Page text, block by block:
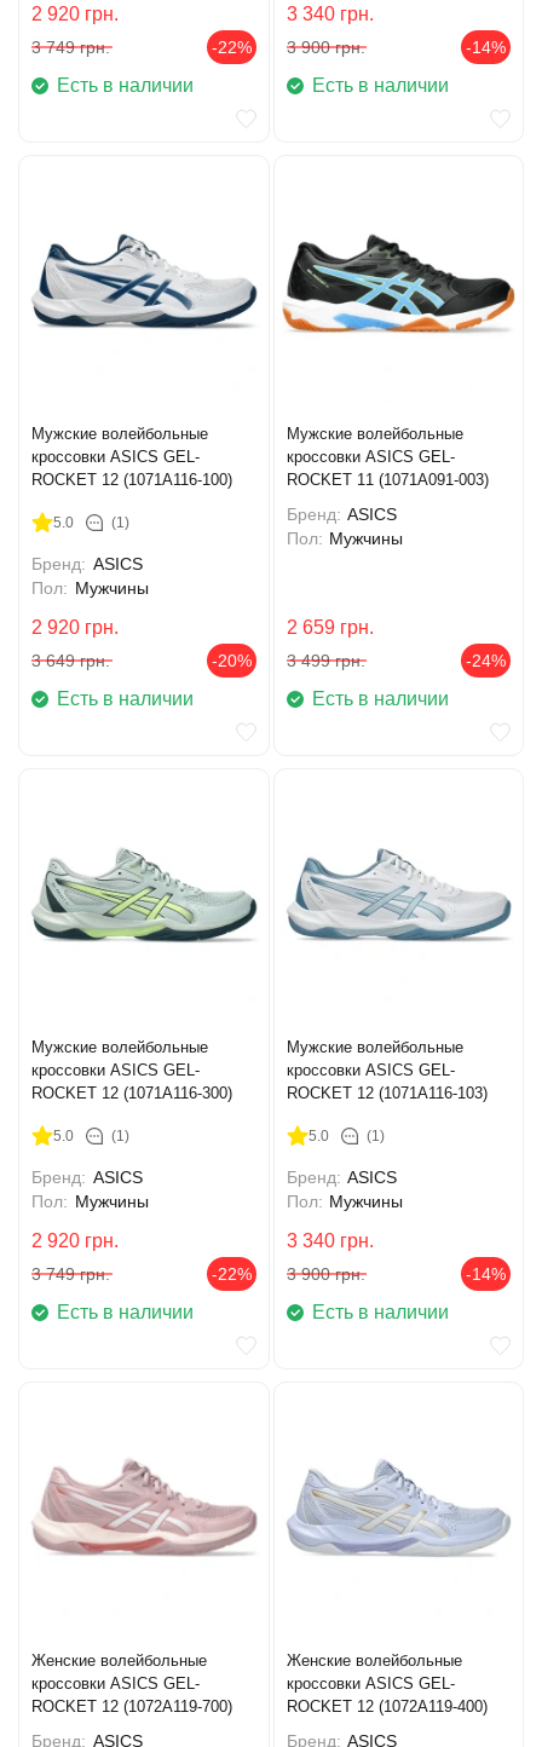
2 920 грн.
3 749 грн. -22%
Есть в наличии
3 340 грн.
3 900 грн. -14%
Есть в наличии
Мужские волейбольные
кроссовки ASICS GEL-
ROCKET 12 (1071A116-100)
5.0 (1)
Бренд: ASICS
Пол: Мужчины
2 920 грн.
3 649 грн. -20%
Есть в наличии
Мужские волейбольные
кроссовки ASICS GEL-
ROCKET 11 (1071A091-003)
Бренд: ASICS
Пол: Мужчины
2 659 грн.
3 499 грн. -24%
Есть в наличии
Мужские волейбольные
кроссовки ASICS GEL-
ROCKET 12 (1071A116-300)
5.0 (1)
Бренд: ASICS
Пол: Мужчины
2 920 грн.
3 749 грн. -22%
Есть в наличии
Мужские волейбольные
кроссовки ASICS GEL-
ROCKET 12 (1071A116-103)
5.0 (1)
Бренд: ASICS
Пол: Мужчины
3 340 грн.
3 900 грн. -14%
Есть в наличии
Женские волейбольные
кроссовки ASICS GEL-
ROCKET 12 (1072A119-700)
Бренд: ASICS
Женские волейбольные
кроссовки ASICS GEL-
ROCKET 12 (1072A119-400)
Бренд: ASICS